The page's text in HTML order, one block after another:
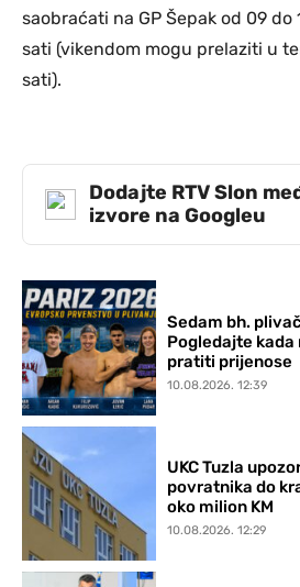
saobraćati na GP Šepak od 09 do
sati (vikendom mogu prelaziti u
sati).
Dodajte RTV Slon
izvore na Googleu
Sedam bh.
Pogledajte kada
pratiti prijenose
10.08.2026. 12:39
UKC Tuzla
povratnika do
oko milion KM
10.08.2026. 12:29